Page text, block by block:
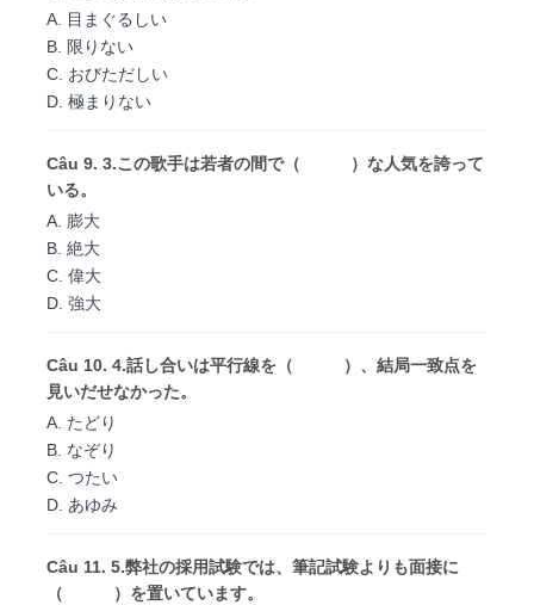
A. 目まぐるしい
B. 限りない
C. おびただしい
D. 極まりない
Câu 9. 3.この歌手は若者の間で（ ）な人気を誇って
いる。
A. 膨大
B. 絶大
C. 偉大
D. 強大
Câu 10. 4.話し合いは平行線を（ ）、結局一致点を
見いだせなかった。
A. たどり
B. なぞり
C. つたい
D. あゆみ
Câu 11. 5.弊社の採用試験では、筆記試験よりも面接に
（ ）を置いています。